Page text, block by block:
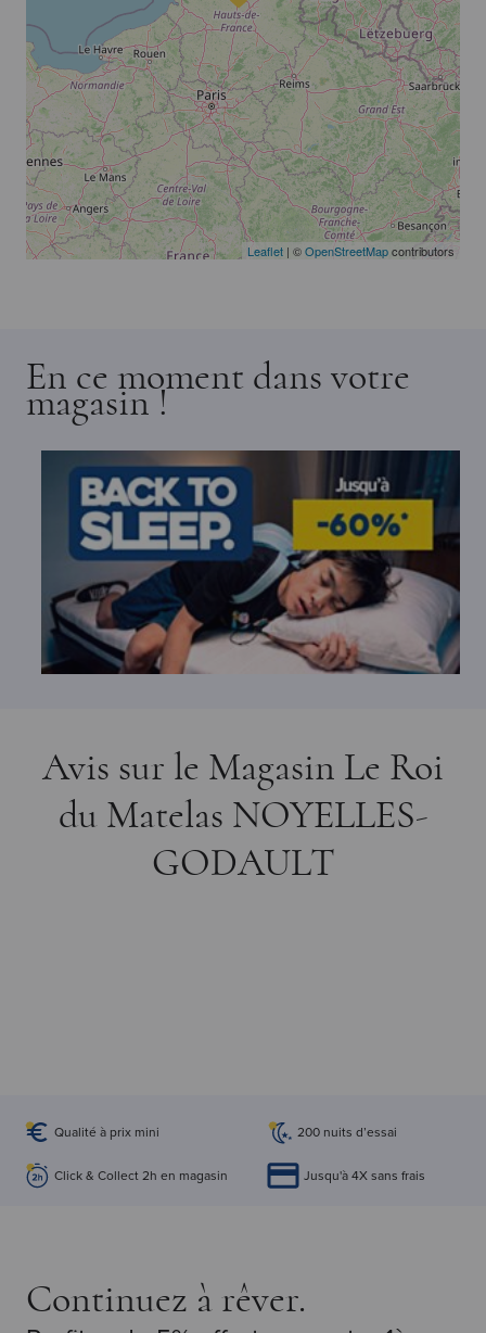
Leaflet | ©OpenStreetMapcontributors
En ce moment dans votre
magasin !
Avis sur le Magasin Le Roi
du Matelas NOYELLES-
GODAULT
Qualité à prix mini 200 nuits d’essai
Click & Collect 2h en magasin Jusqu'à 4X sans frais
Continuez à rêver.